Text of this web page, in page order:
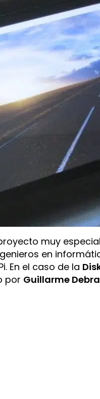
muy
en
En el caso de la
por Guillarme